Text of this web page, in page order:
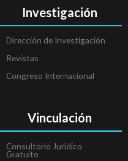
Investigación
Dirección de Investigación
Revistas
Congreso Internacional
Vinculación
Consultorio Jurídico
Gratuito